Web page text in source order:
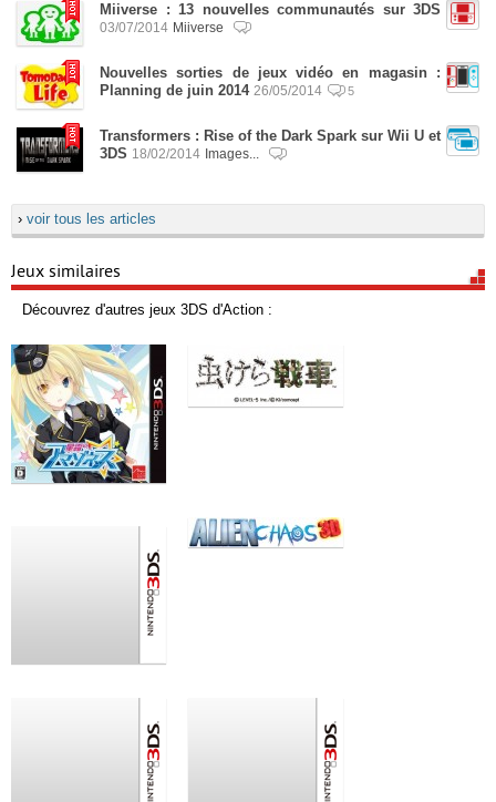
Miiverse : 13 nouvelles communautés sur 3DS
03/07/2014 Miiverse
Nouvelles sorties de jeux vidéo en magasin :
Planning de juin 2014 26/05/2014 5
Transformers : Rise of the Dark Spark sur Wii U et
3DS 18/02/2014 Images...
› voir tous les articles
Jeux similaires
Découvrez d'autres jeux 3DS d'Action :